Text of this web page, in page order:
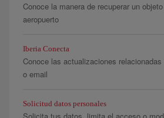
Conoce la manera de recuperar un
aeropuerto
Iberia Conecta
Conoce las actualizaciones
o email
Solicitud datos personales